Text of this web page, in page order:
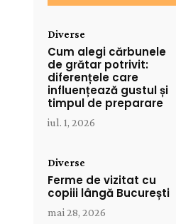
Diverse
Cum alegi cărbunele
de grătar potrivit:
diferențele care
influențează gustul și
timpul de preparare
iul. 1, 2026
Diverse
Ferme de vizitat cu
copiii lângă București
mai 28, 2026